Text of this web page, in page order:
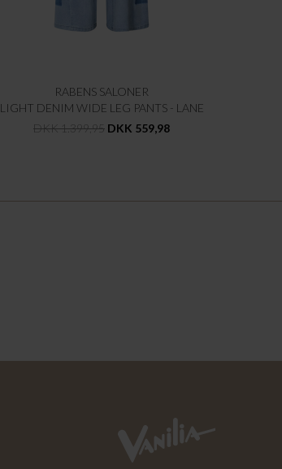
RABENS SALONER
LIGHT DENIM WIDE LEG PANTS - LANE
DKK 1.399,95 DKK 559,98